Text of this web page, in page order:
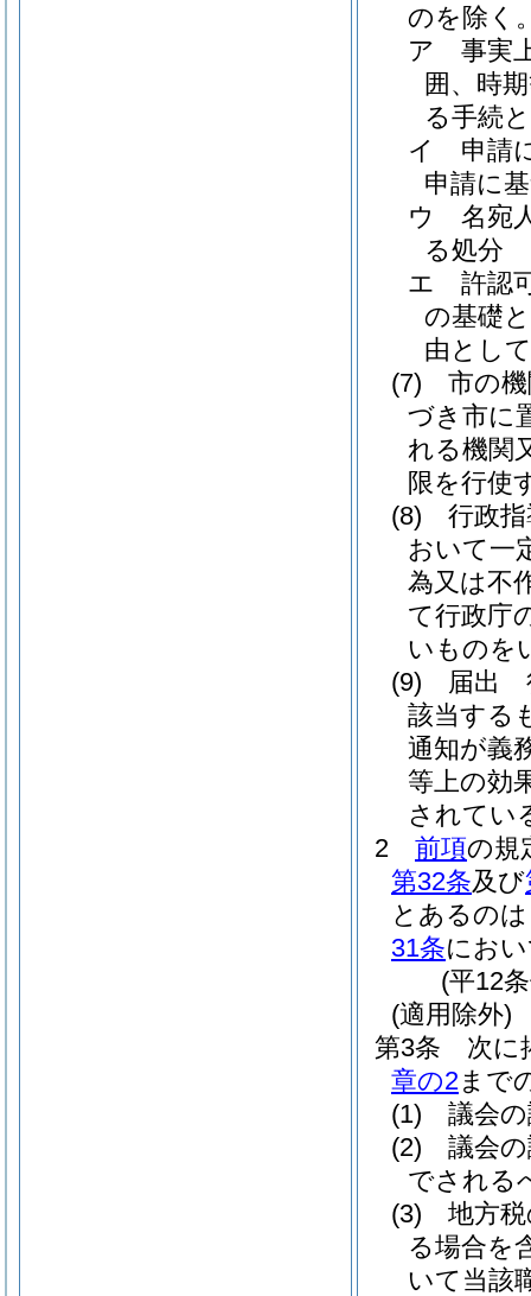
のを除く
ア
事実
囲、時
る手続
イ
申請
申請に
ウ
名宛
る処分
エ
許認
の基礎
由とし
(7)
市の
づき市に
れる機関
限を行使
(8)
行政
おいて一
為又は不
て行政庁
いものを
(9)
届出
該当する
通知が義
等上の効
されてい
2
前項の規
第32条及び
とあるの
31条にお
(平12
(適用除外)
第3条
次に
章の2まで
(1)
議会
(2)
議会
でされる
(3)
地方
る場合を
いて当該